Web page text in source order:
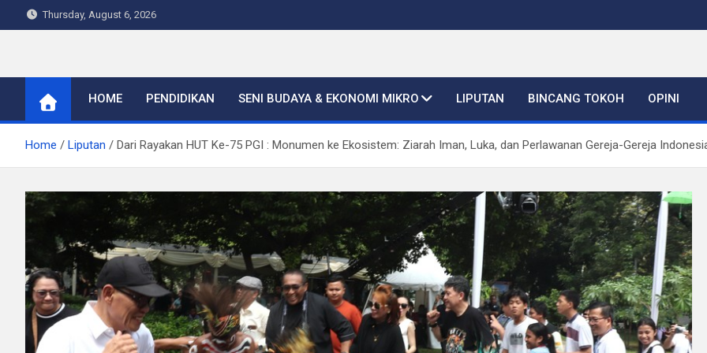
to
Thursday, August 6, 2026
Warta Indo
HOME PENDIDIKAN SENI BUDAYA & EKONOMI MIKRO LIPUTAN BINCANG TOKOH OPINI
Home Liputan Dari Rayakan HUT Ke-75 PGI : Monumen ke Ekosistem: Ziarah Iman, Luka, dan Perlawanan Gereja-Gereja